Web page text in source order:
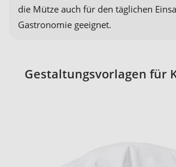
die Mütze auch für den täglichen
Gastronomie geeignet.
Gestaltungsvorlagen für